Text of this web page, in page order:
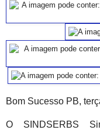
Bom Sucesso PB,
O SINDSERBS